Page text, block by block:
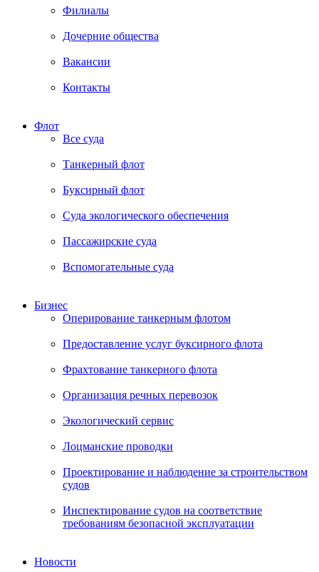
Филиалы
Дочерние общества
Вакансии
Контакты
Флот
Все суда
Танкерный флот
Буксирный флот
Суда экологического обеспечения
Пассажирские суда
Вспомогательные суда
Бизнес
Оперирование танкерным флотом
Предоставление услуг буксирного флота
Фрахтование танкерного флота
Организация речных перевозок
Экологический сервис
Лоцманские проводки
Проектирование и наблюдение за строительством
судов
Инспектирование судов на соответствие
требованиям безопасной эксплуатации
Новости